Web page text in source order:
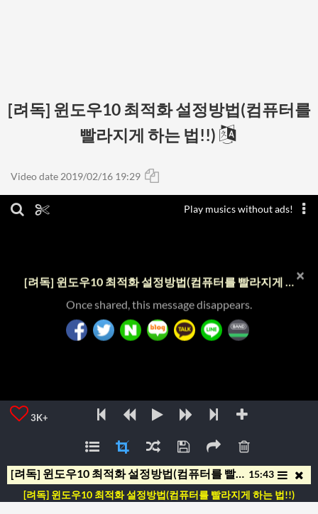
[려독] 윈도우10 최적화 설정방법(컴퓨터를
빨라지게 하는 법!!)
Video date 2019/02/16 19:29
Play musics without ads!
×
[려독] 윈도우10 최적화 설정방법(컴퓨터를 빨라지게 하는 법!!)
Once shared, this message disappears.
3K+
15:43
[려독] 윈도우10 최적화 설정방법(컴퓨터를 빨라지게 하는 법!!)
[려독] 윈도우10 최적화 설정방법(컴퓨터를 빨라지게 하는 법!!)